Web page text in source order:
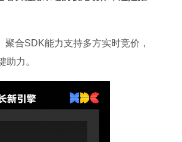
合SDK能力支持多方实时竞价，
力。